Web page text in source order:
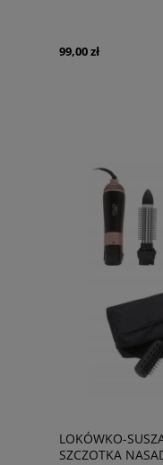
99,00 zł
LOKÓWKO-
SZCZOTKA